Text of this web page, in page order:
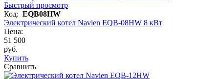
Быстрый просмотр
Код: EQB08HW
Электрический котел Navien EQB-08HW 8 кВт
Цена:
51 500
руб.
Купить
Сравнить